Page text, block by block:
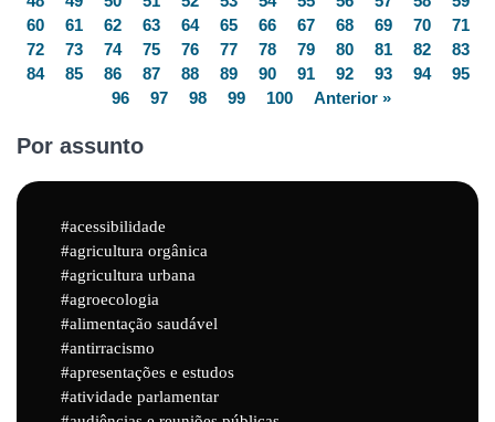
60
61 62 63 64 65 66 67 68 69 70
71
72
73 74 75 76 77 78 79 80 81 82
83
84
85 86 87 88 89 90 91 92 93 94
95
96
97 98 99 100 Anterior »
Por assunto
acessibilidade
agricultura orgânica
agricultura urbana
agroecologia
alimentação saudável
antirracismo
apresentações e estudos
atividade parlamentar